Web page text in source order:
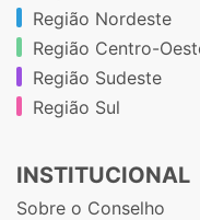
Região Nordeste
Região Centro-
Região Sudeste
Região Sul
INSTITUCIONAL
Sobre o Conselho